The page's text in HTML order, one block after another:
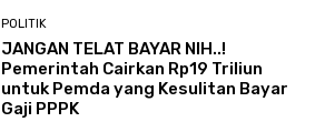
POLITIK
JANGAN TELAT BAYAR NIH..!
Pemerintah Cairkan Rp19 Triliun
untuk Pemda yang Kesulitan Bayar
Gaji PPPK